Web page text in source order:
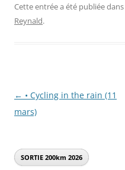
Cette entrée a été publiée dans
Reynald.
Navigation
des
← • Cycling in the rain (11
mars)
SORTIE 200km 2026